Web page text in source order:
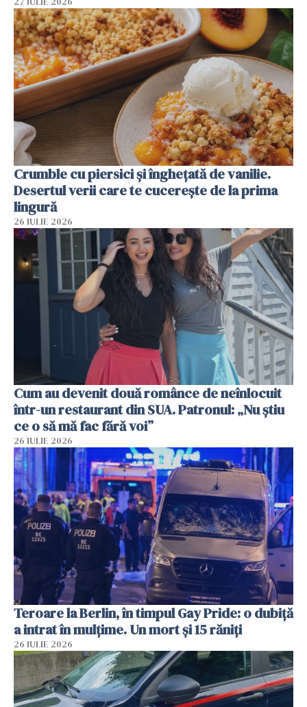
Crumble cu piersici și înghețată de vanilie.
Desertul verii care te cucerește de la prima
lingură
26 IULIE 2026
Cum au devenit două românce de neînlocuit
într-un restaurant din SUA. Patronul: „Nu știu
ce o să mă fac fără voi”
26 IULIE 2026
Teroare la Berlin, în timpul Gay Pride: o dubiță
a intrat în mulțime. Un mort și 15 răniți
26 IULIE 2026